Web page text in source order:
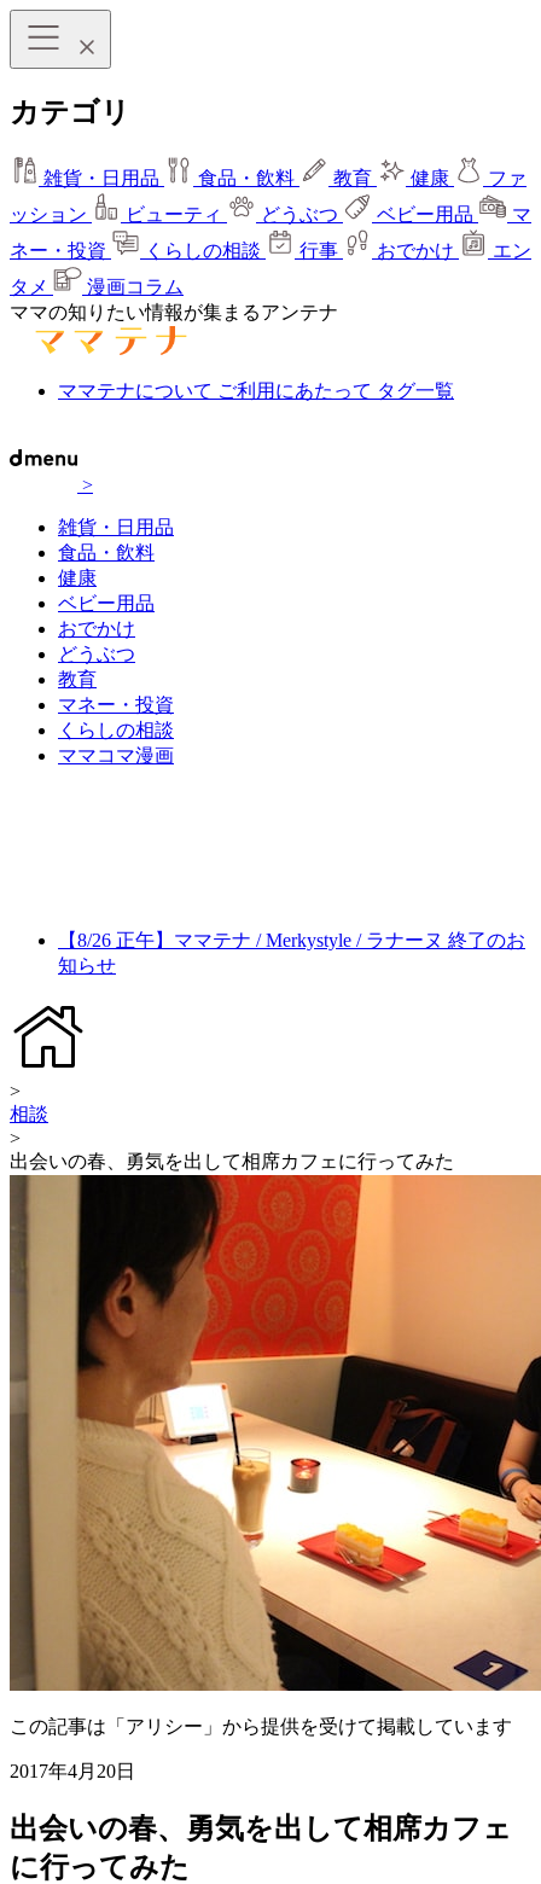
カテゴリ
雑貨・日用品 食品・飲料 教育 健康
ファ
ッション
ビューティ どうぶつ ベビー用品
マ
ネー・投資
くらしの相談 行事 おでかけ
エン
タメ
漫画コラム
ママの知りたい情報が集まるアンテナ
ママテナについて ご利用にあたって タグ一覧
>
雑貨・日用品
食品・飲料
健康
ベビー用品
おでかけ
どうぶつ
教育
マネー・投資
くらしの相談
ママコマ漫画
【8/26 正午】ママテナ / Merkystyle / ラナーヌ 終了のお
知らせ
>
相談
>
出会いの春、勇気を出して相席カフェに行ってみた
この記事は「アリシー」から提供を受けて掲載しています
2017年4月20日
出会いの春、勇気を出して相席カフェ
に行ってみた